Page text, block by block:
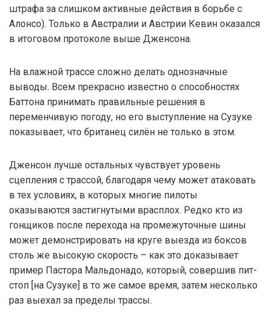
штрафа за слишком активные действия в борьбе с
Алонсо). Только в Австралии и Австрии Кевин оказался
в итоговом протоколе выше Дженсона.
На влажной трассе сложно делать однозначные
выводы. Всем прекрасно известно о способностях
Баттона принимать правильные решения в
переменчивую погоду, но его выступление на Сузуке
показывает, что британец силён не только в этом.
Дженсон лучше остальных чувствует уровень
сцепления с трассой, благодаря чему может атаковать
в тех условиях, в которых многие пилоты
оказываются застигнутыми врасплох. Редко кто из
гонщиков после перехода на промежуточные шины
может демонстрировать на круге выезда из боксов
столь же высокую скорость – как это доказывает
пример Пастора Мальдонадо, который, совершив пит-
стоп [на Сузуке] в то же самое время, затем несколько
раз выехал за пределы трассы.